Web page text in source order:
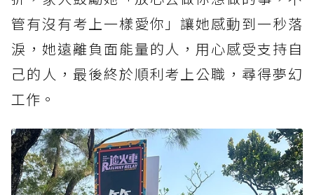
管有沒有考上一樣愛你」讓她感動到一秒落
淚，她遠離負面能量的人，用心感受支持自
己的人，最後終於順利考上公職，尋得夢幻
工作。